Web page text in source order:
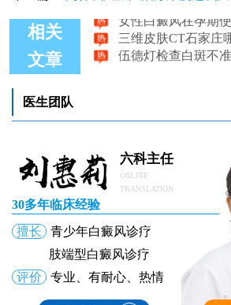
相关
文章
三维皮肤CT石家庄
伍德灯检查白斑不
医生团队
六科主任
ONLINE
TRANSLATION
30多年临床经验
擅长
青少年白癜风诊疗
肢端型白癜风诊疗
评价
专业、有耐心、热情